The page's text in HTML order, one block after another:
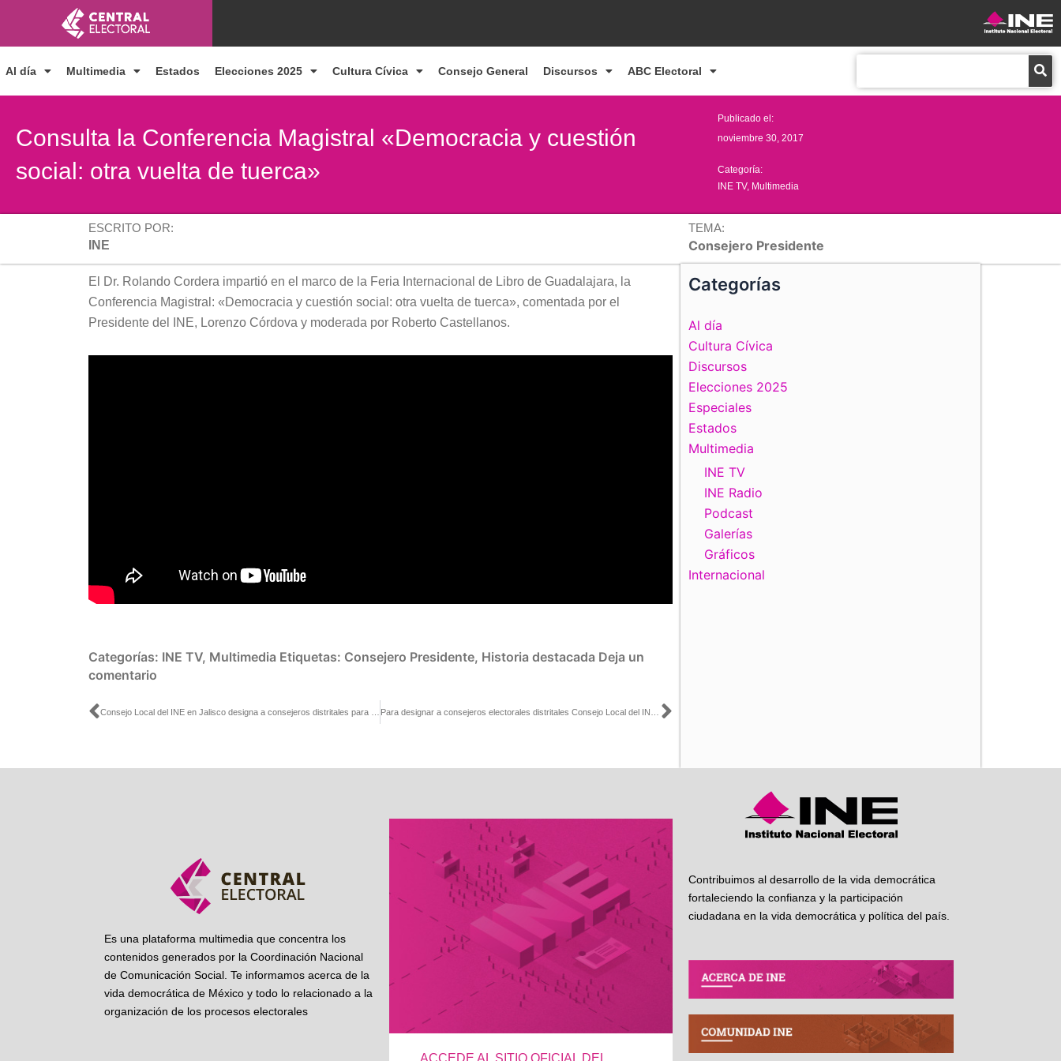
contenido
Al día Multimedia Estados Elecciones 2025 Cultura Cívica Consejo General Discursos ABC Electoral
Consulta la Conferencia Magistral «Democracia y cuestión
social: otra vuelta de tuerca»
Publicado el:
noviembre 30, 2017
Categoría:
INE TV, Multimedia
ESCRITO POR:
INE
TEMA:
Consejero Presidente
El Dr. Rolando Cordera impartió en el marco de la Feria Internacional de Libro de Guadalajara, la
Conferencia Magistral: «Democracia y cuestión social: otra vuelta de tuerca», comentada por el
Presidente del INE, Lorenzo Córdova y moderada por Roberto Castellanos.
Categorías: INE TV, Multimedia Etiquetas: Consejero Presidente, Historia destacada Deja un
comentario
Ant Siguiente
Categorías
Al día
Cultura Cívica
Discursos
Elecciones 2025
Especiales
Estados
Multimedia
INE TV
INE Radio
Podcast
Galerías
Gráficos
Internacional
Es una plataforma multimedia que concentra los
contenidos generados por la Coordinación Nacional
de Comunicación Social. Te informamos acerca de la
vida democrática de México y todo lo relacionado a la
organización de los procesos electorales
ACCEDE AL SITIO OFICIAL DEL
Contribuimos al desarrollo de la vida democrática
fortaleciendo la confianza y la participación
ciudadana en la vida democrática y política del país.